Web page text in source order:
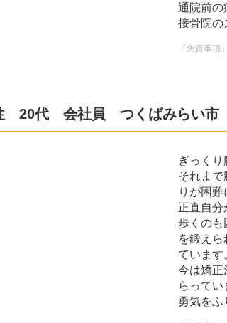
通院前の
接骨院の
「免責事
20代 会社員 つくばみらい市
ぎっくり
それまで
りが困難
正直自分
歩くのも
を鍛え
ています
今は矯正
らってい
勇気をふ